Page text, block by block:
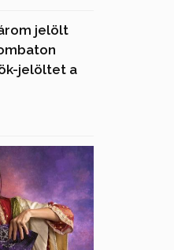
jelölt
jelöltet a